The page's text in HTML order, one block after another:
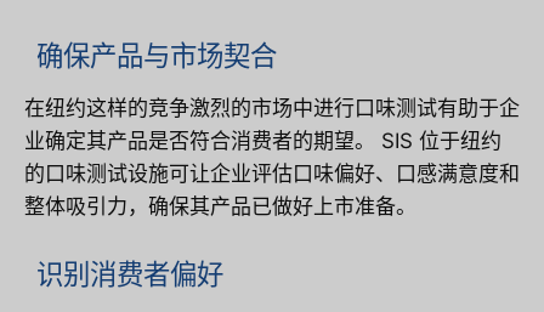
确保产品与市场契合
在纽约这样的竞争激烈的市场中进行口味测试有助于企
业确定其产品是否符合消费者的期望。 SIS 位于纽约
的口味测试设施可让企业评估口味偏好、口感满意度和
整体吸引力，确保其产品已做好上市准备。
识别消费者偏好